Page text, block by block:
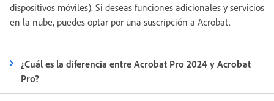
dispositivos móviles). Si deseas funciones adicionales y servicios
en la nube, puedes optar por una suscripción a Acrobat.
¿Cuál es la diferencia entre Acrobat Pro 2024 y Acrobat
Pro?